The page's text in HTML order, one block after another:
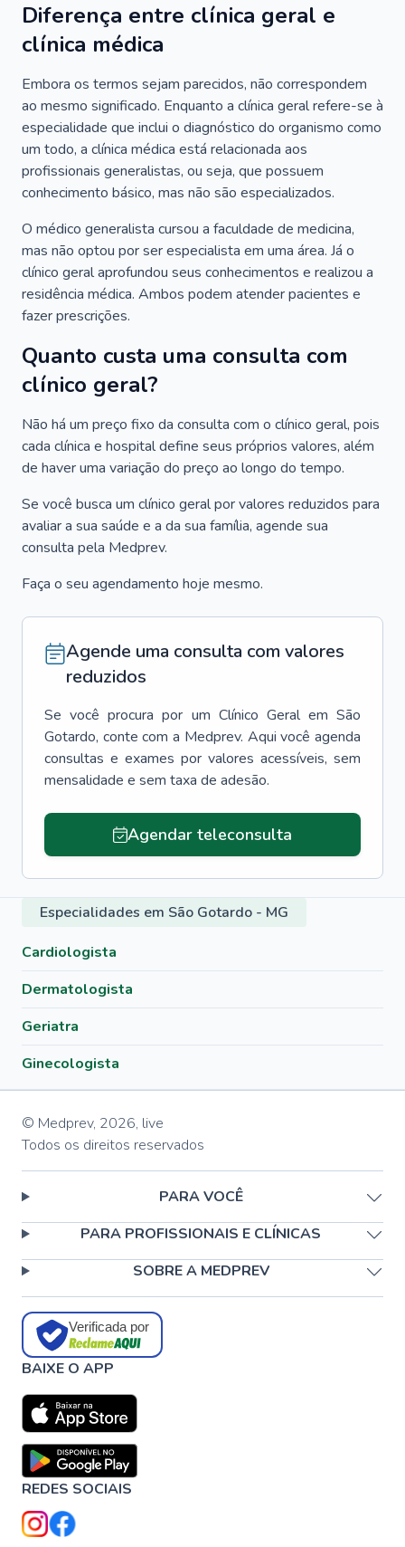
Diferença entre clínica geral e
clínica médica
Embora os termos sejam parecidos, não correspondem
ao mesmo significado. Enquanto a clínica geral refere-se à
especialidade que inclui o diagnóstico do organismo como
um todo, a clínica médica está relacionada aos
profissionais generalistas, ou seja, que possuem
conhecimento básico, mas não são especializados.
O médico generalista cursou a faculdade de medicina,
mas não optou por ser especialista em uma área. Já o
clínico geral aprofundou seus conhecimentos e realizou a
residência médica. Ambos podem atender pacientes e
fazer prescrições.
Quanto custa uma consulta com
clínico geral?
Não há um preço fixo da consulta com o clínico geral, pois
cada clínica e hospital define seus próprios valores, além
de haver uma variação do preço ao longo do tempo.
Se você busca um clínico geral por valores reduzidos para
avaliar a sua saúde e a da sua família, agende sua
consulta pela Medprev.
Faça o seu agendamento hoje mesmo.
Agende uma consulta com valores
reduzidos
Se você procura por um Clínico Geral em São
Gotardo, conte com a Medprev. Aqui você agenda
consultas e exames por valores acessíveis, sem
mensalidade e sem taxa de adesão.
Agendar teleconsulta
Especialidades em São Gotardo - MG
Cardiologista
Dermatologista
Geriatra
Ginecologista
© Medprev, 2026, live
Todos os direitos reservados
PARA VOCÊ
PARA PROFISSIONAIS E CLÍNICAS
SOBRE A MEDPREV
Verificada por
BAIXE O APP
REDES SOCIAIS